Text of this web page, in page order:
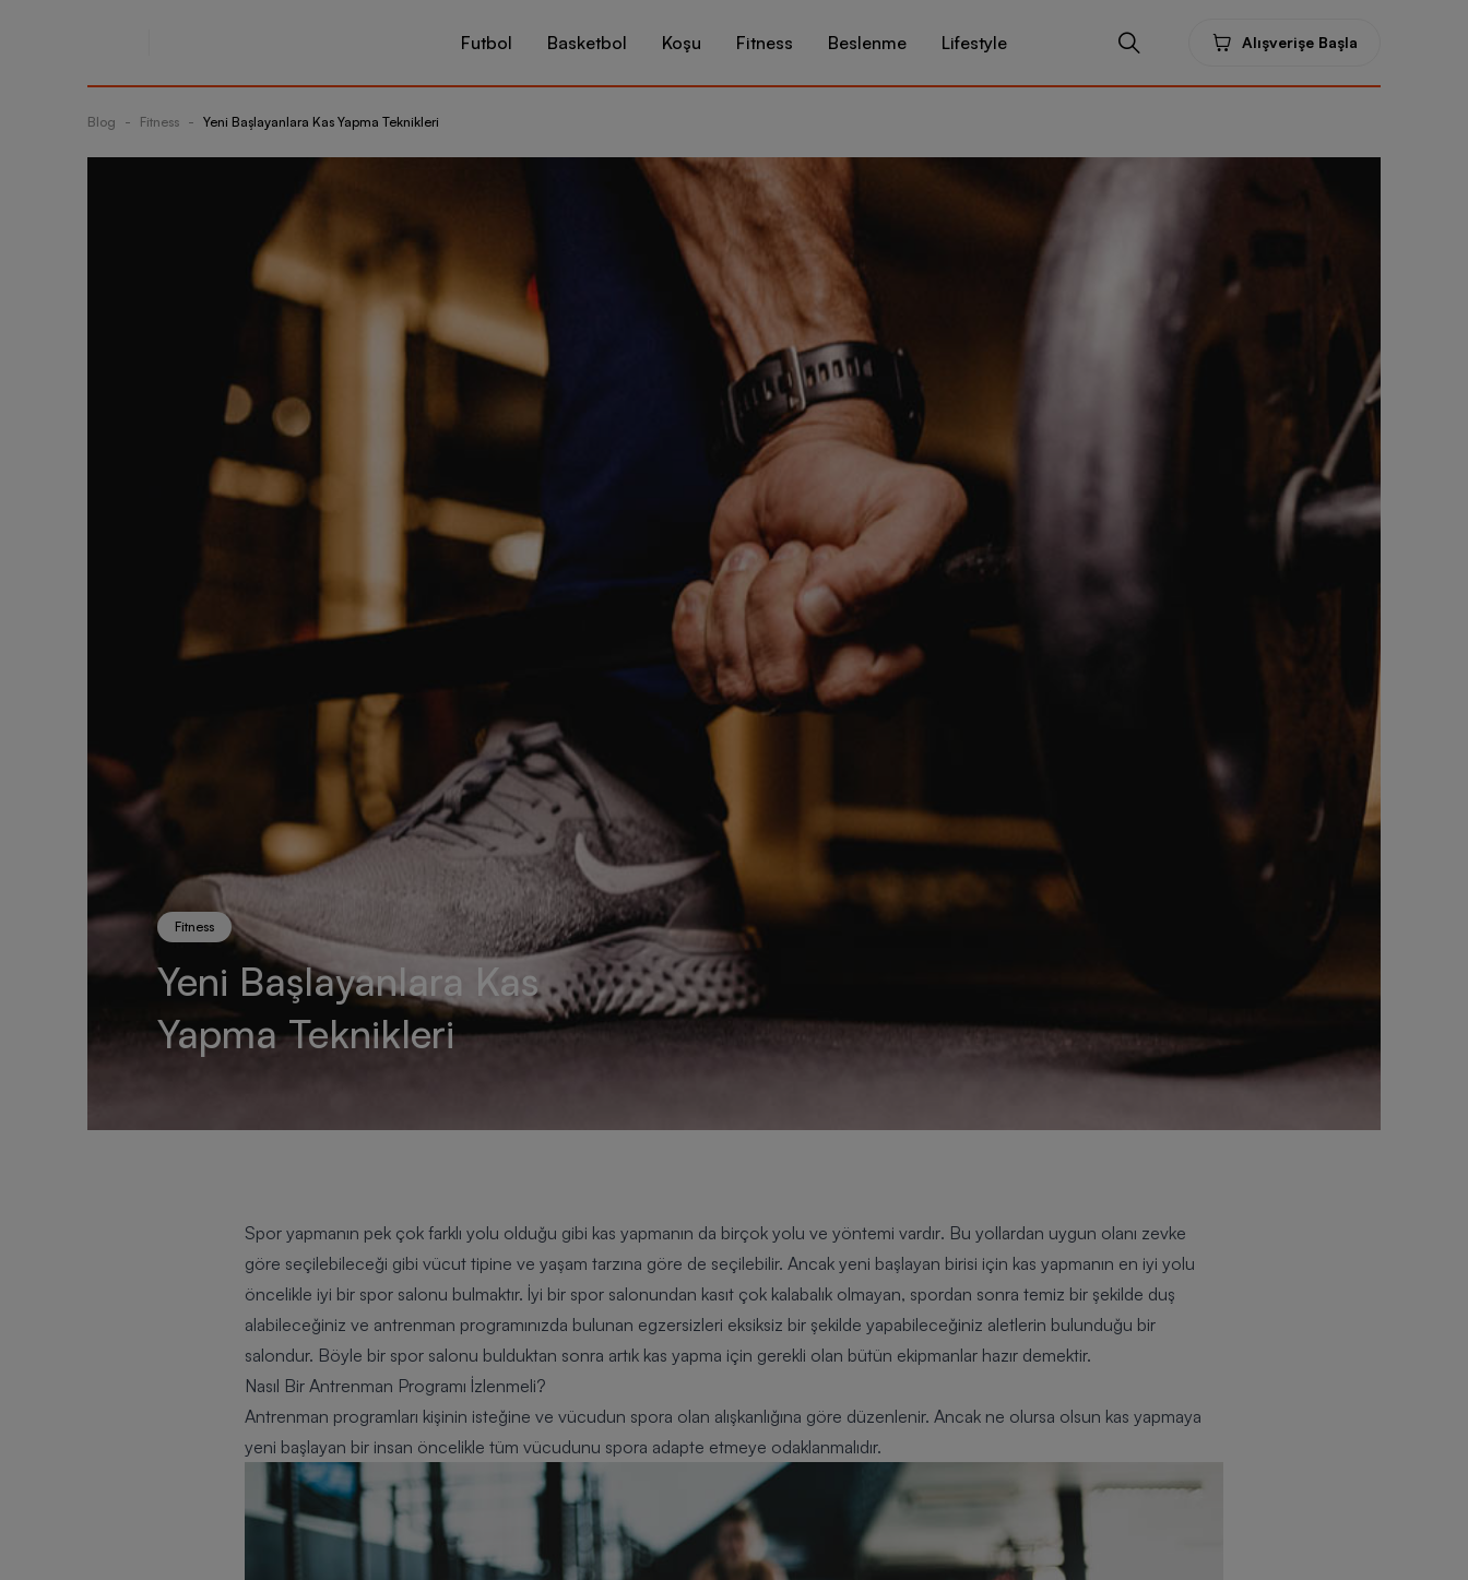
Futbol Basketbol Koşu Fitness Beslenme Lifestyle Alışverişe Başla
Blog - Fitness - Yeni Başlayanlara Kas Yapma Teknikleri
Fitness
Yeni Başlayanlara Kas
Yapma Teknikleri
Spor yapmanın pek çok farklı yolu olduğu gibi kas yapmanın da birçok yolu ve yöntemi vardır. Bu yollardan uygun olanı zevke
göre seçilebileceği gibi vücut tipine ve yaşam tarzına göre de seçilebilir. Ancak yeni başlayan birisi için kas yapmanın en iyi yolu
öncelikle iyi bir spor salonu bulmaktır. İyi bir spor salonundan kasıt çok kalabalık olmayan, spordan sonra temiz bir şekilde duş
alabileceğiniz ve antrenman programınızda bulunan egzersizleri eksiksiz bir şekilde yapabileceğiniz aletlerin bulunduğu bir
salondur. Böyle bir spor salonu bulduktan sonra artık kas yapma için gerekli olan bütün ekipmanlar hazır demektir.
Nasıl Bir Antrenman Programı İzlenmeli?
Antrenman programları kişinin isteğine ve vücudun spora olan alışkanlığına göre düzenlenir. Ancak ne olursa olsun kas yapmaya
yeni başlayan bir insan öncelikle tüm vücudunu spora adapte etmeye odaklanmalıdır.